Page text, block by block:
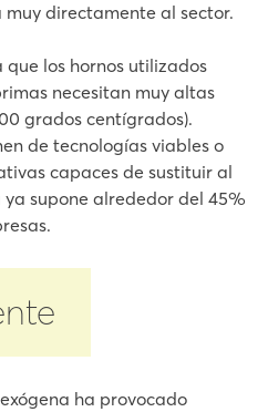
directamente al sector.
que los hornos utilizados
necesitan muy altas
grados centígrados).
de tecnologías viables o
capaces de sustituir al
supone alrededor del 45%
ha provocado